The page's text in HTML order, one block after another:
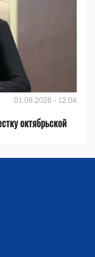
01.08.2026 - 12:04
октябрьской